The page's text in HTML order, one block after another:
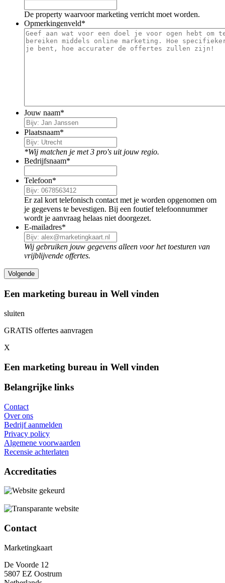
De property waarvoor marketing verricht moet worden.
Opmerkingenveld*
Jouw naam*
Plaatsnaam*
*Wij matchen je met 3 pro's uit jouw regio.
Bedrijfsnaam*
Telefoon*
Er zal kort telefonisch contact met je worden opgenomen om
je gegevens te bevestigen. Bij een foutief telefoonnummer
wordt je aanvraag helaas niet doorgezet.
E-mailadres*
Wij gebruiken jouw gegevens alleen voor het toesturen van
vrijblijvende offertes.
Een marketing bureau in Well vinden
sluiten
GRATIS offertes aanvragen
X
Een marketing bureau in Well vinden
Belangrijke links
Contact
Over ons
Bedrijf aanmelden
Privacy policy
Algemene voorwaarden
Recensie achterlaten
Accreditaties
Contact
Marketingkaart
De Voorde 12
5807 EZ Oostrum